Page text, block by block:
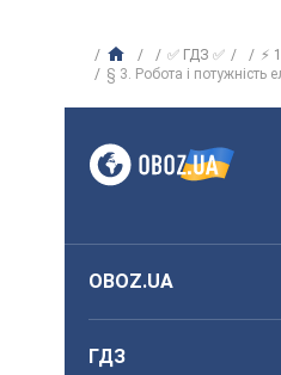
✅ ГДЗ ✅ ⚡
§ 3. Робота і
OBOZ.UA
ГДЗ